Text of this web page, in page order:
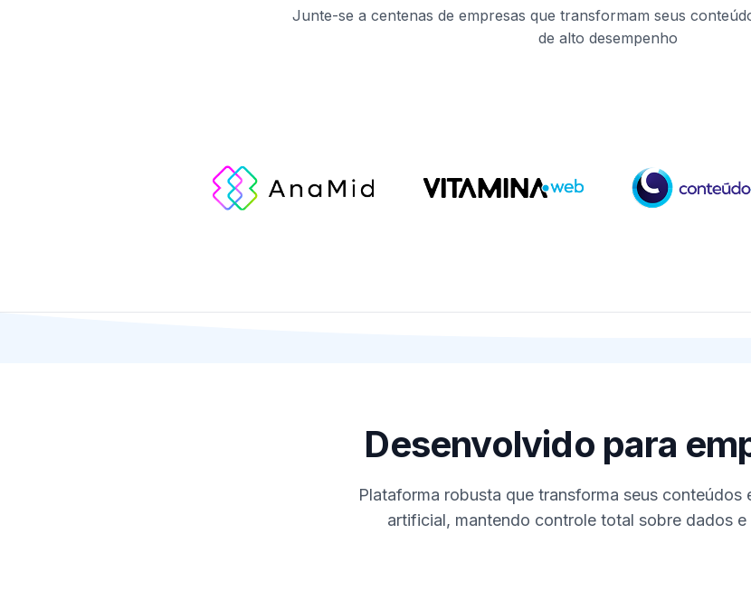
Junte-se a centenas de empresas que transformam seus
de alto desempenho
Desenvolvido para
Plataforma robusta que transforma seus conteúdos
artificial, mantendo controle total sobre dados e